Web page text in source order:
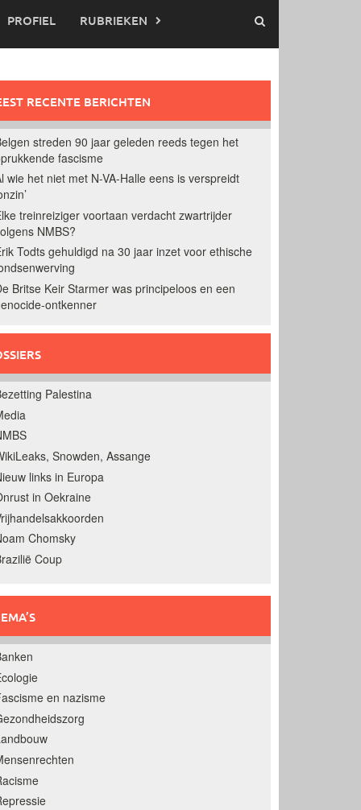
PROFIEL RUBRIEKEN
RECENTE BERICHTEN
streden 90 jaar geleden reeds tegen het
fascisme
wie het niet met N-VA-Halle eens is verspreidt
treinreiziger voortaan verdacht zwartrijder
NMBS?
Todts gehuldigd na 30 jaar inzet voor ethische
Britse Keir Starmer was principeloos en een
ontkenner
Palestina
Snowden, Assange
links in Europa
in Oekraine
Chomsky
Coup
en nazisme